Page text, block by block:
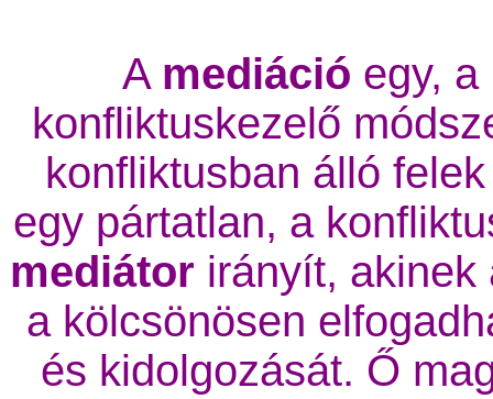
A mediáció egy,
konfliktuskezelő
konfliktusban álló
egy pártatlan, a
mediátor irányít, akinek
a kölcsönösen
és kidolgozását. Ő